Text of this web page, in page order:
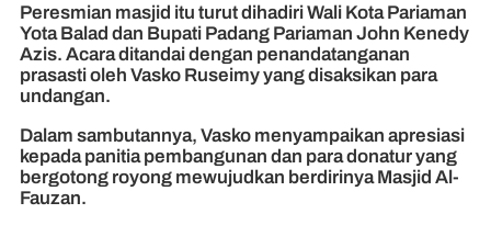
Peresmian masjid itu turut dihadiri Wali Kota Pariaman
Yota Balad dan Bupati Padang Pariaman John Kenedy
Azis. Acara ditandai dengan penandatanganan
prasasti oleh Vasko Ruseimy yang disaksikan para
undangan.
Dalam sambutannya, Vasko menyampaikan apresiasi
kepada panitia pembangunan dan para donatur yang
bergotong royong mewujudkan berdirinya Masjid Al-
Fauzan.